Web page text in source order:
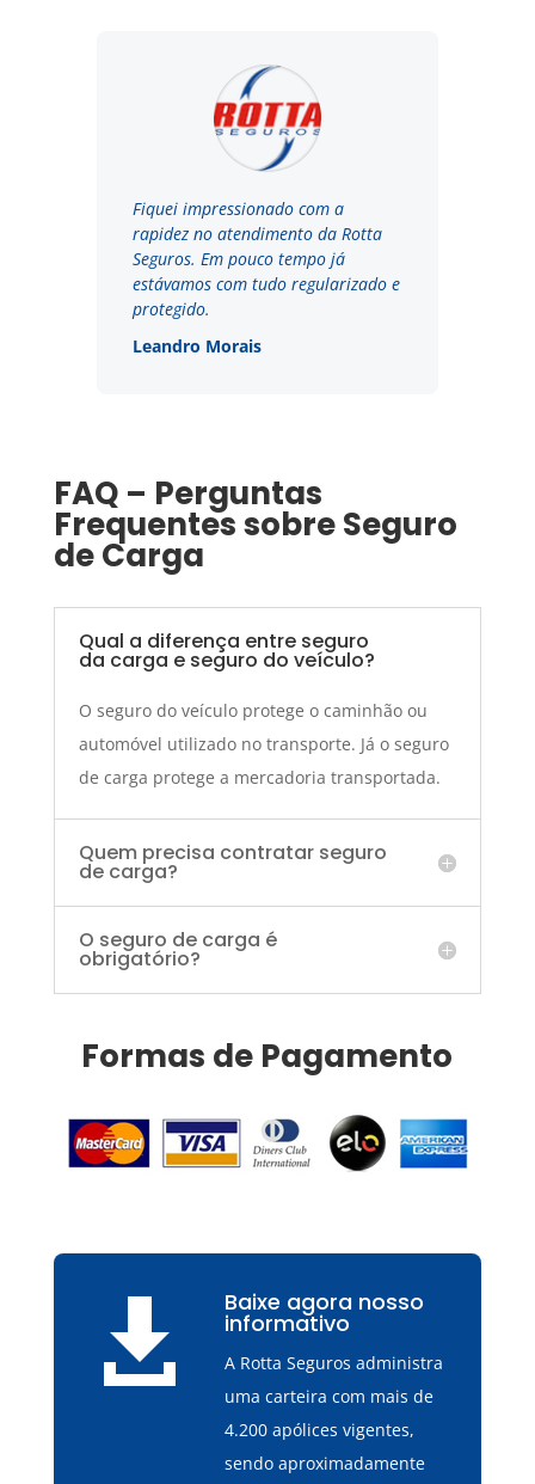
Fiquei impressionado com a
rapidez no atendimento da Rotta
Seguros. Em pouco tempo já
estávamos com tudo regularizado e
protegido.
Leandro Morais
FAQ – Perguntas
Frequentes sobre Seguro
de Carga
Qual a diferença entre seguro
da carga e seguro do veículo?
O seguro do veículo protege o caminhão ou
automóvel utilizado no transporte. Já o seguro
de carga protege a mercadoria transportada.
Quem precisa contratar seguro
de carga?
O seguro de carga é
obrigatório?
Formas de Pagamento
 Baixe agora nosso
informativo
A Rotta Seguros administra
uma carteira com mais de
4.200 apólices vigentes,
sendo aproximadamente